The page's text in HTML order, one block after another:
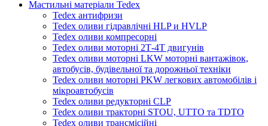
Мастильні матеріали Tedex
Tedex антифризи
Tedex оливи гідравлічні HLP и HVLP
Tedex оливи компресорні
Tedex оливи моторні 2Т-4Т двигунів
Tedex оливи моторні LKW моторні вантажівок,
автобусів, будівельної та дорожньої техніки
Tedex оливи моторні PKW легкових автомобілів і
мікроавтобусів
Tedex оливи редукторні CLP
Tedex оливи тракторні STOU, UTTO та TDTO
Tedex оливи трансмісійні